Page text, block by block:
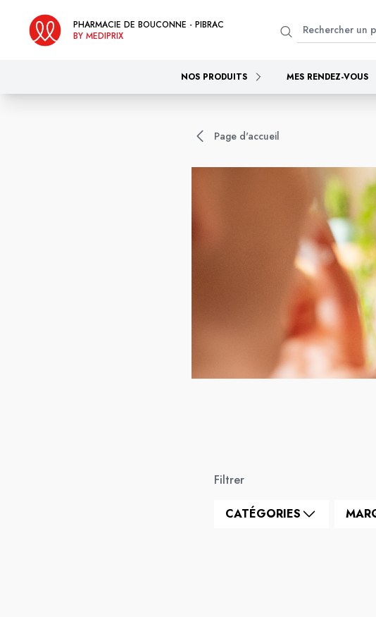
PHARMACIE DE BOUCONNE - PIBRAC
BY MEDIPRIX
NOS PRODUITS MES RENDEZ-VOUS
Page d'accueil
Filtrer
CATÉGORIES